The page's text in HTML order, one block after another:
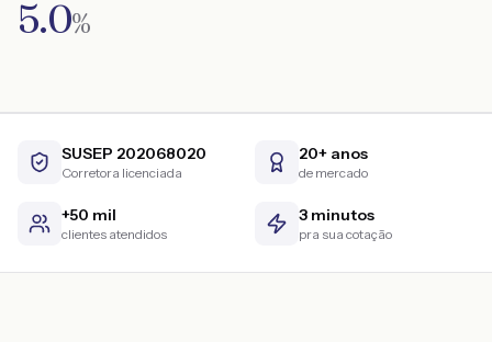
5.0%
SUSEP 202068020
Corretora licenciada
20+ anos
de mercado
+50 mil
clientes atendidos
3 minutos
pra sua cotação